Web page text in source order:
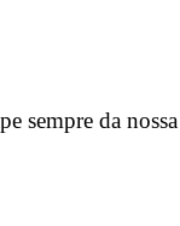
sempre da nossa